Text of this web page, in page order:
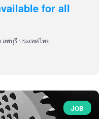
for all
พบุรี ประเทศไทย
JOB